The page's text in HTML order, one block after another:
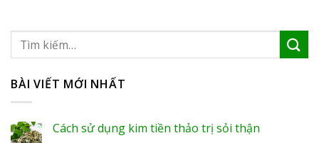
BÀI VIẾT MỚI NHẤT
Cách sử dụng kim tiền thảo trị sỏi thận